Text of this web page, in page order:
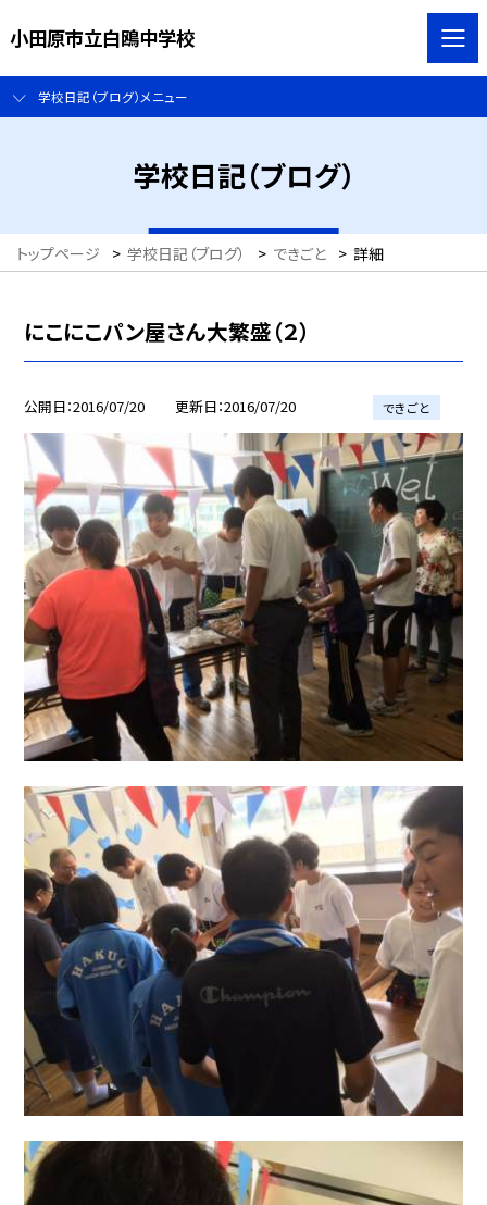
小田原市立白鴎中学校
学校日記（ブログ）メニュー
学校日記（ブログ）
トップページ > 学校日記（ブログ） > できごと > 詳細
にこにこパン屋さん大繁盛（２）
公開日 2016/07/20 更新日 2016/07/20 できごと